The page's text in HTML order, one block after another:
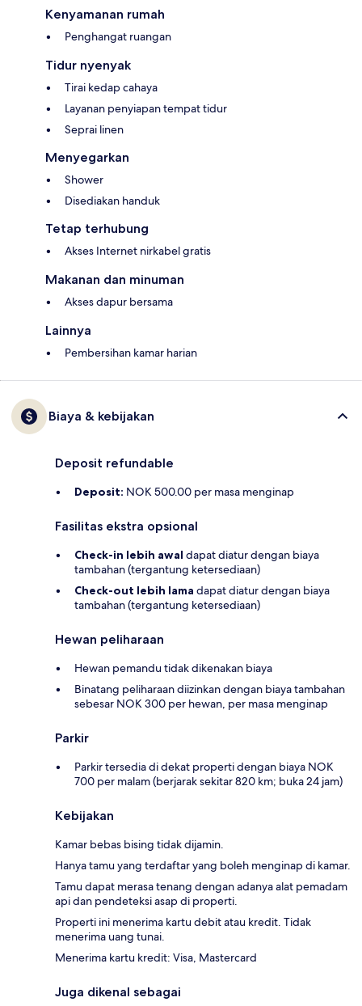
Kenyamanan rumah
Penghangat ruangan
Tidur nyenyak
Tirai kedap cahaya
Layanan penyiapan tempat tidur
Seprai linen
Menyegarkan
Shower
Disediakan handuk
Tetap terhubung
Akses Internet nirkabel gratis
Makanan dan minuman
Akses dapur bersama
Lainnya
Pembersihan kamar harian
Biaya & kebijakan
Deposit refundable
Deposit: NOK 500.00 per masa menginap
Fasilitas ekstra opsional
Check-in lebih awal dapat diatur dengan biaya
tambahan (tergantung ketersediaan)
Check-out lebih lama dapat diatur dengan biaya
tambahan (tergantung ketersediaan)
Hewan peliharaan
Hewan pemandu tidak dikenakan biaya
Binatang peliharaan diizinkan dengan biaya tambahan
sebesar NOK 300 per hewan, per masa menginap
Parkir
Parkir tersedia di dekat properti dengan biaya NOK
700 per malam (berjarak sekitar 820 km; buka 24 jam)
Kebijakan
Kamar bebas bising tidak dijamin.
Hanya tamu yang terdaftar yang boleh menginap di kamar.
Tamu dapat merasa tenang dengan adanya alat pemadam
api dan pendeteksi asap di properti.
Properti ini menerima kartu debit atau kredit. Tidak
menerima uang tunai.
Menerima kartu kredit: Visa, Mastercard
Juga dikenal sebagai